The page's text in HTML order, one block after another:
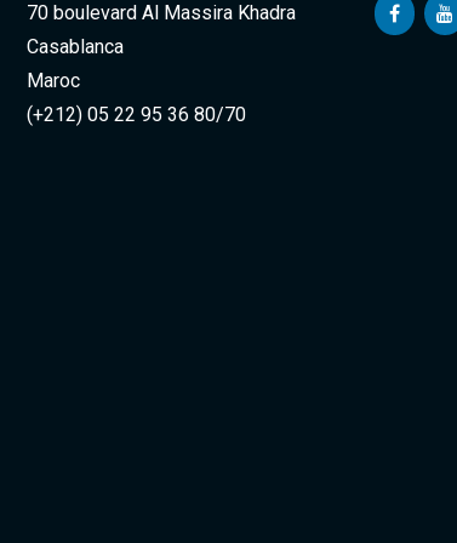
70 boulevard Al Massira Khadra
Casablanca
Maroc
(+212) 05 22 95 36 80/70